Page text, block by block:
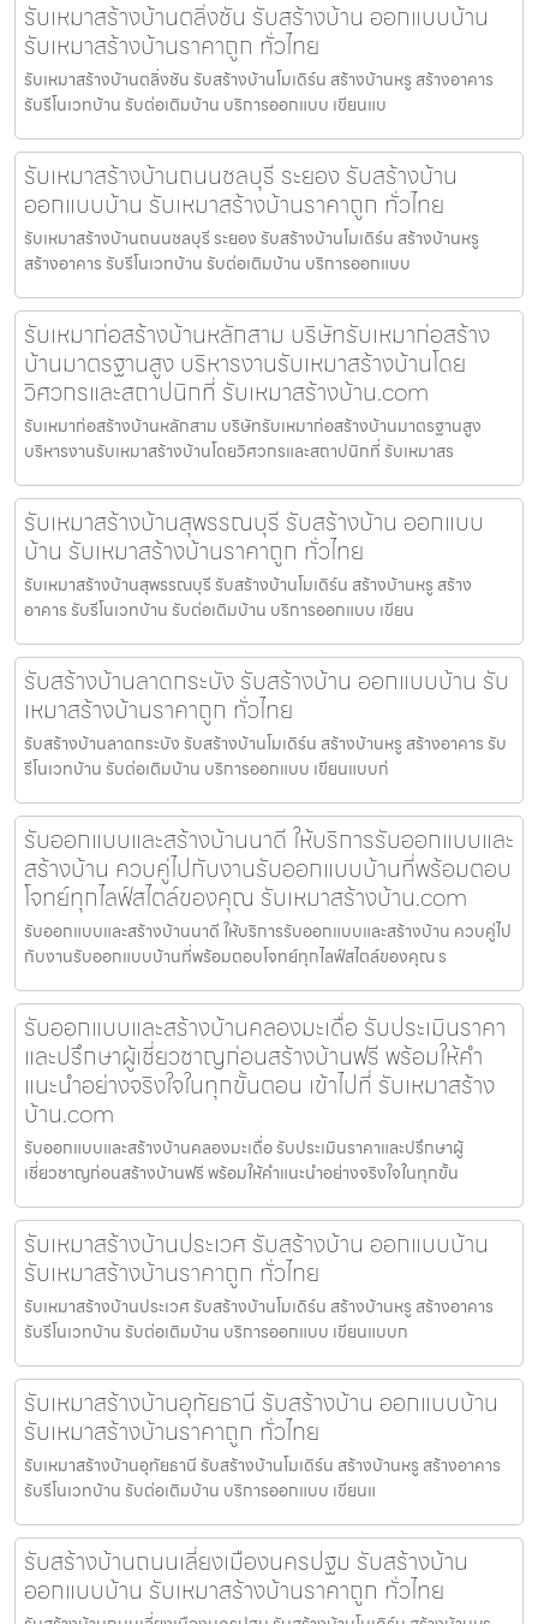
รับเหมาสร้างบ้านตลิ่งชัน รับสร้างบ้าน ออกแบบบ้าน
รับเหมาสร้างบ้านราคาถูก ทั่วไทย
รับเหมาสร้างบ้านตลิ่งชัน รับสร้างบ้านโมเดิร์น สร้างบ้านหรู สร้างอาคาร
รับรีโนเวทบ้าน รับต่อเติมบ้าน บริการออกแบบ เขียนแบ
รับเหมาสร้างบ้านถนนชลบุรี ระยอง รับสร้างบ้าน
ออกแบบบ้าน รับเหมาสร้างบ้านราคาถูก ทั่วไทย
รับเหมาสร้างบ้านถนนชลบุรี ระยอง รับสร้างบ้านโมเดิร์น สร้างบ้านหรู
สร้างอาคาร รับรีโนเวทบ้าน รับต่อเติมบ้าน บริการออกแบบ
รับเหมาก่อสร้างบ้านหลักสาม บริษัทรับเหมาก่อสร้าง
บ้านมาตรฐานสูง บริหารงานรับเหมาสร้างบ้านโดย
วิศวกรและสถาปนิกที่ รับเหมาสร้างบ้าน.com
รับเหมาก่อสร้างบ้านหลักสาม บริษัทรับเหมาก่อสร้างบ้านมาตรฐานสูง
บริหารงานรับเหมาสร้างบ้านโดยวิศวกรและสถาปนิกที่ รับเหมาสร
รับเหมาสร้างบ้านสุพรรณบุรี รับสร้างบ้าน ออกแบบ
บ้าน รับเหมาสร้างบ้านราคาถูก ทั่วไทย
รับเหมาสร้างบ้านสุพรรณบุรี รับสร้างบ้านโมเดิร์น สร้างบ้านหรู สร้าง
อาคาร รับรีโนเวทบ้าน รับต่อเติมบ้าน บริการออกแบบ เขียน
รับสร้างบ้านลาดกระบัง รับสร้างบ้าน ออกแบบบ้าน รับ
เหมาสร้างบ้านราคาถูก ทั่วไทย
รับสร้างบ้านลาดกระบัง รับสร้างบ้านโมเดิร์น สร้างบ้านหรู สร้างอาคาร รับ
รีโนเวทบ้าน รับต่อเติมบ้าน บริการออกแบบ เขียนแบบก่
รับออกแบบและสร้างบ้านนาดี ให้บริการรับออกแบบและ
สร้างบ้าน ควบคู่ไปกับงานรับออกแบบบ้านที่พร้อมตอบ
โจทย์ทุกไลฟ์สไตล์ของคุณ รับเหมาสร้างบ้าน.com
รับออกแบบและสร้างบ้านนาดี ให้บริการรับออกแบบและสร้างบ้าน ควบคู่ไป
กับงานรับออกแบบบ้านที่พร้อมตอบโจทย์ทุกไลฟ์สไตล์ของคุณ ร
รับออกแบบและสร้างบ้านคลองมะเดื่อ รับประเมินราคา
และปรึกษาผู้เชี่ยวชาญก่อนสร้างบ้านฟรี พร้อมให้คำ
แนะนำอย่างจริงใจในทุกขั้นตอน เข้าไปที่ รับเหมาสร้าง
บ้าน.com
รับออกแบบและสร้างบ้านคลองมะเดื่อ รับประเมินราคาและปรึกษาผู้
เชี่ยวชาญก่อนสร้างบ้านฟรี พร้อมให้คำแนะนำอย่างจริงใจในทุกขั้น
รับเหมาสร้างบ้านประเวศ รับสร้างบ้าน ออกแบบบ้าน
รับเหมาสร้างบ้านราคาถูก ทั่วไทย
รับเหมาสร้างบ้านประเวศ รับสร้างบ้านโมเดิร์น สร้างบ้านหรู สร้างอาคาร
รับรีโนเวทบ้าน รับต่อเติมบ้าน บริการออกแบบ เขียนแบบก
รับเหมาสร้างบ้านอุทัยธานี รับสร้างบ้าน ออกแบบบ้าน
รับเหมาสร้างบ้านราคาถูก ทั่วไทย
รับเหมาสร้างบ้านอุทัยธานี รับสร้างบ้านโมเดิร์น สร้างบ้านหรู สร้างอาคาร
รับรีโนเวทบ้าน รับต่อเติมบ้าน บริการออกแบบ เขียนแ
รับสร้างบ้านถนนเลี่ยงเมืองนครปฐม รับสร้างบ้าน
ออกแบบบ้าน รับเหมาสร้างบ้านราคาถูก ทั่วไทย